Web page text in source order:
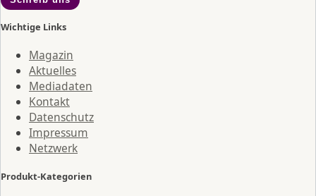
Wichtige Links
Magazin
Aktuelles
Mediadaten
Kontakt
Datenschutz
Impressum
Netzwerk
Produkt-Kategorien